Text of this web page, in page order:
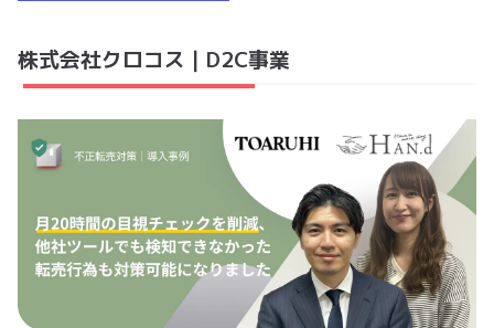
株式会社クロコス｜D2C事業